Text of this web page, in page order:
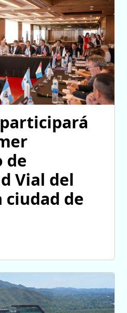
de
Vial del
ciudad de